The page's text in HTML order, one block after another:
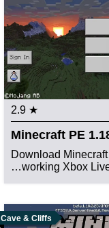
★ 2.9
Minecraft PE
Download
working Xbox
Cave & Cliffs